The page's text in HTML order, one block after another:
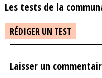
Les tests de la
RÉDIGER UN TEST
Laisser un